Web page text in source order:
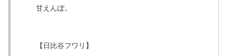
甘えんぼ。
【日比谷フワリ】